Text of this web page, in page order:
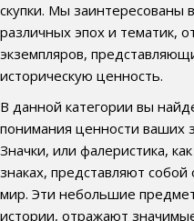
скупки. Мы заинтересованы
различных эпох и тематик,
экземпляров,
историческую ценность.
В данной категории вы
понимания ценности ваших
Значки, или фалеристика,
знаках, представляют
мир. Эти небольшие
истории, отражают